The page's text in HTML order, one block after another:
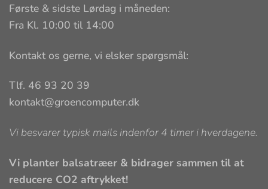
Første & sidste Lørdag i måneden:
Fra Kl. 10:00 til 14:00
Kontakt os gerne, vi elsker spørgsmål:
Tlf. 46 93 20 39
kontakt@groencomputer.dk
Vi besvarer typisk mails indenfor 4 timer i hverdagene.
Vi planter balsatræer & bidrager sammen til at
reducere CO2 aftrykket!